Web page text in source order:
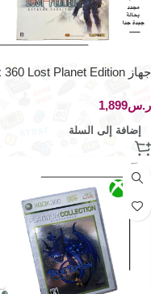
جهاز Xbox 360 Lost Planet Edition
ر.س
إضافة إلى السلة